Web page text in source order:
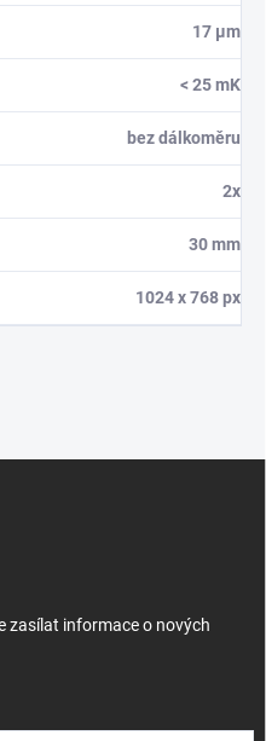
17 µm
< 25 mK
bez dálkoměru
2x
30 mm
1024 x 768 px
zasílat informace o nových